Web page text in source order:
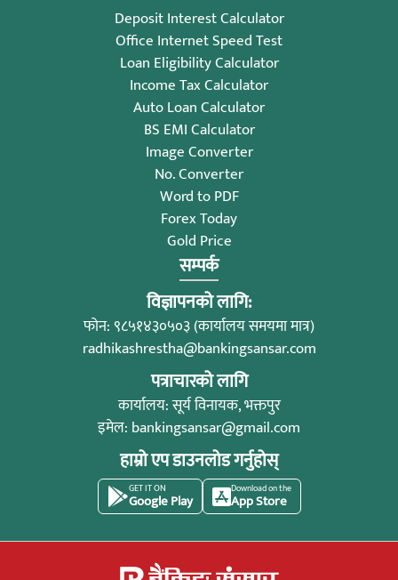
Deposit Interest Calculator
Office Internet Speed Test
Loan Eligibility Calculator
Income Tax Calculator
Auto Loan Calculator
BS EMI Calculator
Image Converter
No. Converter
Word to PDF
Forex Today
Gold Price
सम्पर्क
विज्ञापनको लागि:
फोन: ९८५१४३०५०३ (कार्यालय समयमा मात्र)
radhikashrestha@bankingsansar.com
पत्राचारको लागि
कार्यालय: सूर्य विनायक, भक्तपुर
इमेल: bankingsansar@gmail.com
हाम्रो एप डाउनलोड गर्नुहोस्
GET IT ON
Google Play
Download on the
App Store